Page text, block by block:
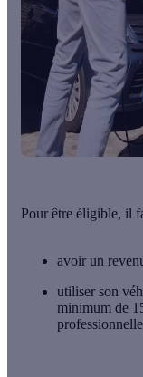
Pour être éligible, il
avoir un
utiliser son
minimum de